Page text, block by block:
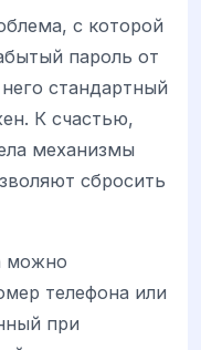
с которой
пароль от
стандартный
К счастью,
механизмы
сбросить
можно
телефона или
при